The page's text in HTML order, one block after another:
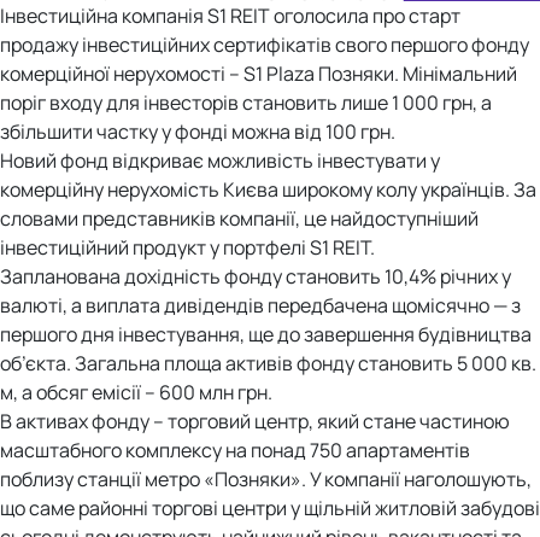
Інвестиційна компанія S1 REIT оголосила про старт
продажу інвестиційних сертифікатів свого першого фонду
комерційної нерухомості – S1 Plaza Позняки. Мінімальний
поріг входу для інвесторів становить лише 1 000 грн, а
збільшити частку у фонді можна від 100 грн.
Новий фонд відкриває можливість інвестувати у
комерційну нерухомість Києва широкому колу українців. За
словами представників компанії, це найдоступніший
інвестиційний продукт у портфелі S1 REIT.
Запланована дохідність фонду становить 10,4% річних у
валюті, а виплата дивідендів передбачена щомісячно — з
першого дня інвестування, ще до завершення будівництва
об’єкта. Загальна площа активів фонду становить 5 000 кв.
м, а обсяг емісії – 600 млн грн.
В активах фонду – торговий центр, який стане частиною
масштабного комплексу на понад 750 апартаментів
поблизу станції метро «Позняки». У компанії наголошують,
що саме районні торгові центри у щільній житловій забудові